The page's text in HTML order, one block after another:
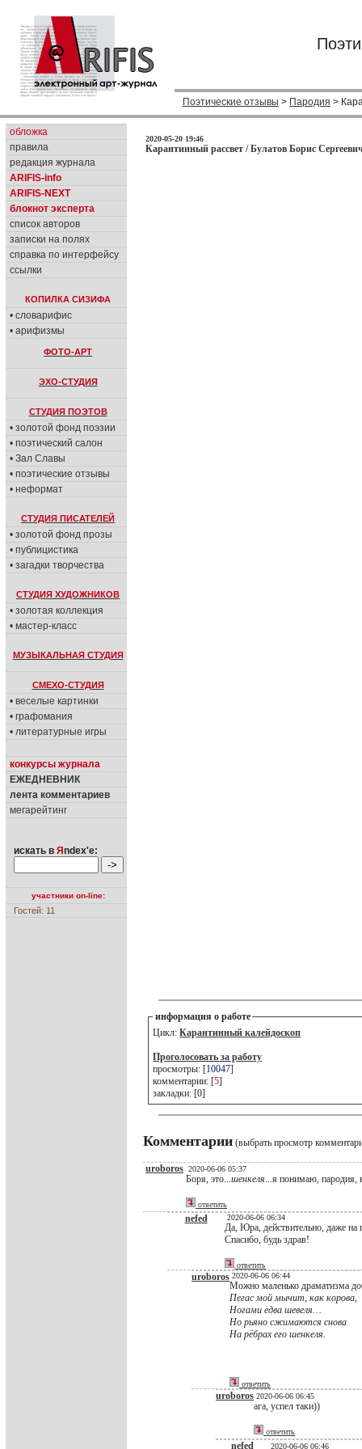
Поэтические отзывы > Пародия >
обложка
правила
редакция журнала
ARIFIS-info
ARIFIS-NEXT
блокнот эксперта
список авторов
записки на полях
справка по интерфейсу
ссылки
КОПИЛКА СИЗИФА
• словарифис
• арифизмы
ФОТО-АРТ
ЭХО-СТУДИЯ
СТУДИЯ ПОЭТОВ
• золотой фонд поэзии
• поэтический салон
• Зал Славы
• поэтические отзывы
• неформат
СТУДИЯ ПИСАТЕЛЕЙ
• золотой фонд прозы
• публицистика
• загадки творчества
СТУДИЯ ХУДОЖНИКОВ
• золотая коллекция
• мастер-класс
МУЗЫКАЛЬНАЯ СТУДИЯ
СМЕХО-СТУДИЯ
• веселые картинки
• графомания
• литературные игры
конкурсы журнала
ЕЖЕДНЕВНИК
лента комментариев
мегарейтинг
искать в Я ndex'е:
участники on-line:
Гостей: 11
2020-05-20 19:46
Карантинный рассвет / Булатов Борис
информация о работе
Цикл:Карантинный калейдоскоп
Проголосовать за работу
просмотры: [10047]
комментарии: [5]
закладки: [0]
Комментарии (выбрать просмотр
uroboros 2020-06-06 05:37
Боря, это...шенкеля...я понимаю, пародия,
ответить
nefed 2020-06-06 06:34
Да, Юра, действительно, даже на
Спасибо, будь здрав!
ответить
uroboros 2020-06-06 06:44
Можно маленько драматизма
Пегас мой мычит, как корова,
Ногами едва шевеля…
Но рьяно сжимаются снова
На рёбрах его шенкеля.
ответить
uroboros 2020-06-06 06:45
ага, успел таки))
ответить
nefed 2020-06-06 06:46